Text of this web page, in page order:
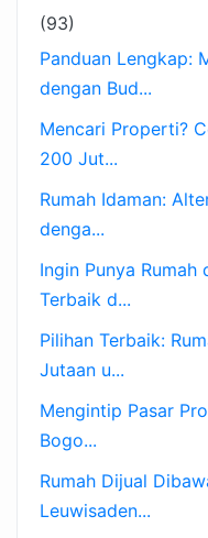
(93)
Panduan Lengkap:
dengan Bud...
Mencari Properti?
200 Jut...
Rumah Idaman:
denga...
Ingin Punya Rumah
Terbaik d...
Pilihan Terbaik:
Jutaan u...
Mengintip Pasar
Bogo...
Rumah Dijual
Leuwisaden...